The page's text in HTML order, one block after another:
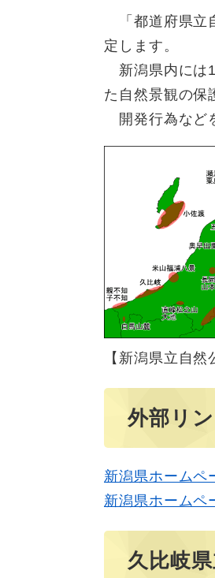
「都道府県立
定します。
新潟県内には
た自然景観の保
開発行為など
【新潟県立自然
外部リ
新潟県ホームペ
新潟県ホームペ
久比岐